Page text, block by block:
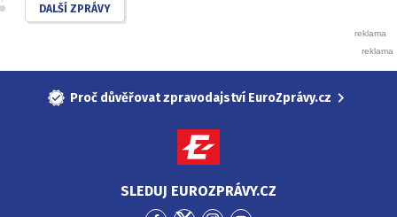
DALŠÍ ZPRÁVY
Proč důvěřovat zpravodajství EuroZprávy.cz
SLEDUJ EUROZPRÁVY.CZ